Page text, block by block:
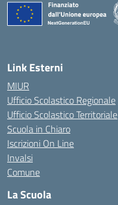
Link Esterni
MIUR
Ufficio Scolastico Regionale
Ufficio Scolastico Territoriale
Scuola in Chiaro
Iscrizioni On Line
Invalsi
Comune
La Scuola